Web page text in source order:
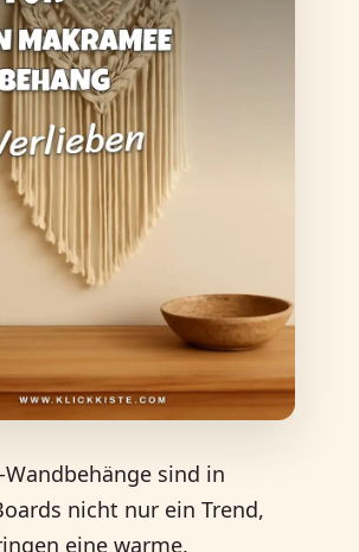
sind in
nicht nur ein Trend,
eine warme,